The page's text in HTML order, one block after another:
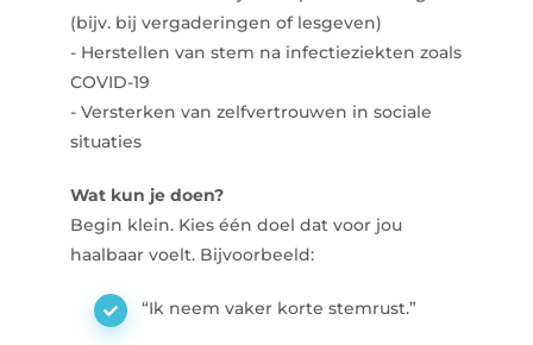
(bijv. bij vergaderingen of lesgeven)
- Herstellen van stem na infectieziekten zoals
COVID-19
- Versterken van zelfvertrouwen in sociale
situaties
Wat kun je doen?
Begin klein. Kies één doel dat voor jou
haalbaar voelt. Bijvoorbeeld:
“Ik neem vaker korte stemrust.”